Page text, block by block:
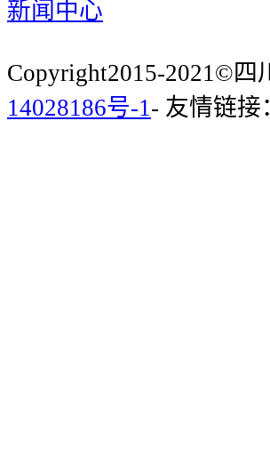
新闻中心
Copyright2015-2021©
14028186号-1 - 友情链接